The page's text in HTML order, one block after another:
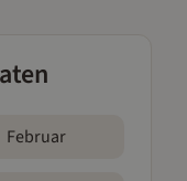
Februar